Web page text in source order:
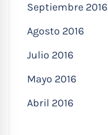
Septiembre 2016
Agosto 2016
Julio 2016
Mayo 2016
Abril 2016